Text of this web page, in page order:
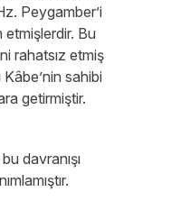
Peygamber’i
etmişlerdir. Bu
rahatsız etmiş
sahibi
getirmiştir.
davranışı